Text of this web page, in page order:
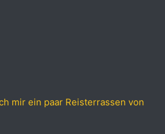
mir ein paar Reisterrassen von